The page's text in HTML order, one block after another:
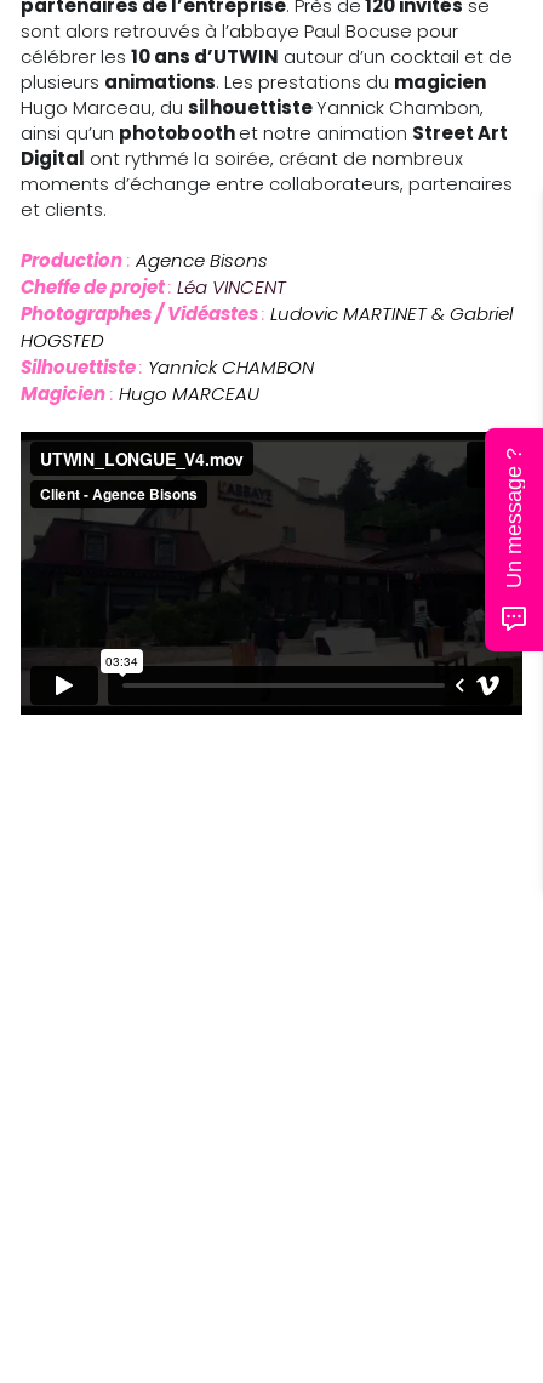
partenaires de l’entreprise. Près de 120 invités se
sont alors retrouvés à l’abbaye Paul Bocuse pour
célébrer les 10 ans d’UTWIN autour d’un cocktail et de
plusieurs animations. Les prestations du
magicien
Hugo Marceau, du silhouettiste Yannick Chambon,
ainsi qu’un photobooth et notre animation Street Art
Digital ont rythmé la soirée, créant de nombreux
moments d’échange entre collaborateurs, partenaires
et clients.
Production : Agence Bisons
Cheffe de projet : Léa VINCENT
Photographes / Vidéastes : Ludovic MARTINET & Gabriel
HOGSTED
Silhouettiste : Yannick CHAMBON
Magicien : Hugo MARCEAU
Un message ?